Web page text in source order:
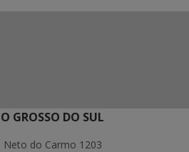
GROSSO DO SUL
Neto do Carmo 1203